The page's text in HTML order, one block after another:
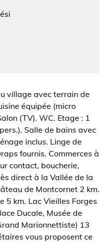
village avec terrain de
équipée (micro
(TV). WC. Etage : 1
Salle de bains avec
inclus. Linge de
fournis. Commerces à
contact, boucherie,
direct à la Vallée de la
de Montcornet 2 km.
5 km. Lac Vieilles Forges
Ducale, Musée de
Marionnettiste) 13
vous proposent ce